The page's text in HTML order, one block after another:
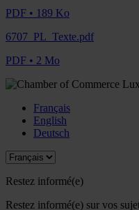
PDF • 189 Ko
6707_PL_Texte.pdf
PDF • 2 Mo
Français
English
Deutsch
Restez informé(e)
Restez informé(e) sur vos